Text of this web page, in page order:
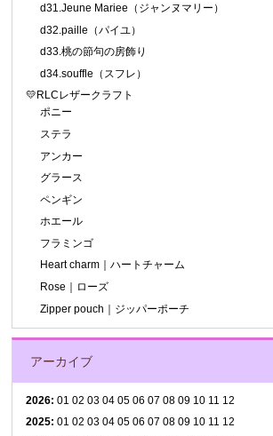
d31.Jeune Mariee（ジャンヌマリー）
d32.paille（パイユ）
d33.桃の節句の房飾り
d34.souffle（スフレ）
💛RLCレザークラフト
ポニー
ステラ
アンカー
グラース
ペンギン
ホエール
フラミンゴ
Heart charm｜ハートチャーム
Rose｜ローズ
Zipper pouch｜ジッパーポーチ
アーカイブ
2026:01 02 03 04 05 06 07 08 09 10 11 12
2025:01 02 03 04 05 06 07 08 09 10 11 12